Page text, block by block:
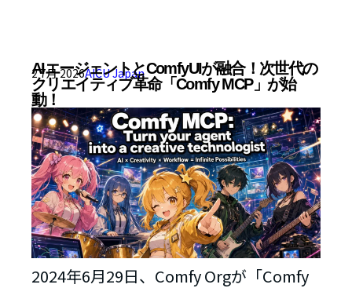
AIエージェントとComfyUIが融合！次世代の
クリエイティブ革命「Comfy MCP」が始
動！
2 7月 2026AICU Japan
2024年6月29日、Comfy Orgが「Comfy